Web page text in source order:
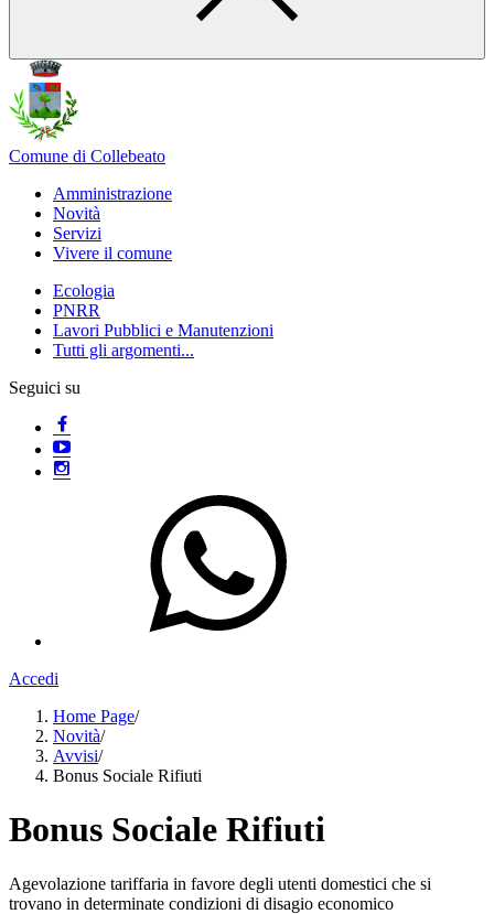
Comune di Collebeato
Amministrazione
Novità
Servizi
Vivere il comune
Ecologia
PNRR
Lavori Pubblici e Manutenzioni
Tutti gli argomenti...
Seguici su
Accedi
Home Page/
Novità/
Avvisi/
Bonus Sociale Rifiuti
Bonus Sociale Rifiuti
Agevolazione tariffaria in favore degli utenti domestici che si
trovano in determinate condizioni di disagio economico